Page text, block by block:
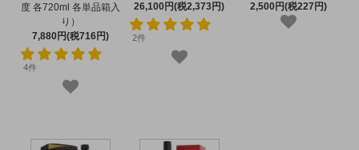
度 各720ml 各単品箱入
り）
7,880円(税716円)
4件
26,100円(税2,373円)
2件
2,500円(税227円)